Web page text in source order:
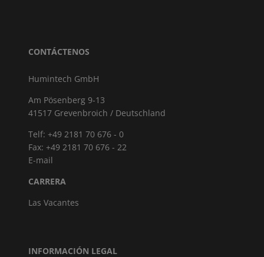
CONTÁCTENOS
Humintech GmbH
Am Pösenberg 9-13
41517 Grevenbroich / Deutschland
Telf: +49 2181 70 676 - 0
Fax: +49 2181 70 676 - 22
E-mail
CARRERA
Las Vacantes
INFORMACIÓN LEGAL